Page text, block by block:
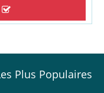
Plus Populaires